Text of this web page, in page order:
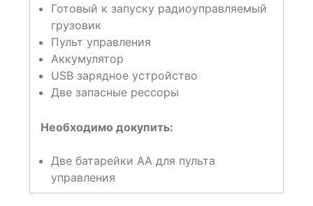
Готовый к запуску радиоуправляемый
грузовик
Пульт управления
Аккумулятор
USB зарядное устройство
Две запасные рессоры
Необходимо докупить:
Две батарейки АА для пульта
управления